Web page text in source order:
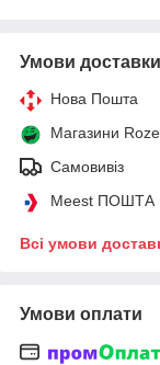
Умови доставки
Нова Пошта
Магазини
Самовивіз
Meest ПОШТА
Всі умови
Умови оплати